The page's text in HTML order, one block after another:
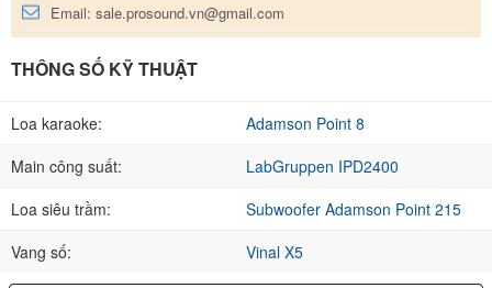
Email: sale.prosound.vn@gmail.com
THÔNG SỐ KỸ THUẬT
Loa karaoke:
Adamson Point 8
Main công suất:
LabGruppen IPD2400
Loa siêu trầm:
Subwoofer Adamson Point 215
Vang số:
Vinal X5